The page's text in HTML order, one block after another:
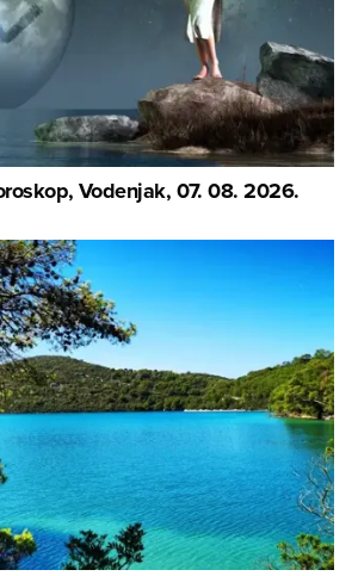
Vodenjak, 07. 08. 2026.